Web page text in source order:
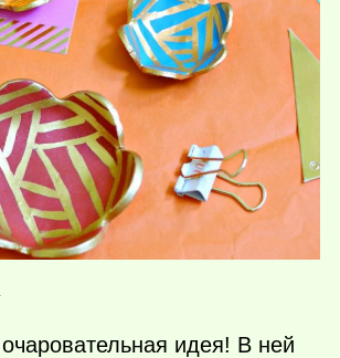
идея! В ней